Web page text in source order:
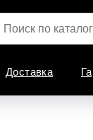
Доставка